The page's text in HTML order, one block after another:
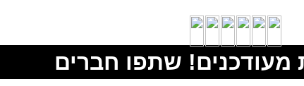
מעודכנים! שתפו חברים